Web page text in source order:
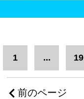
前のページ
1 ... 19